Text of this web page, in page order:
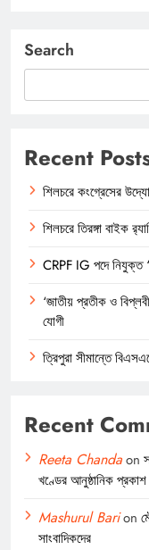
Search
Recent
শিলচরে কংগ্রেসের
শিলচরে তিরঙ্গা বাইক
CRPF IG পদে নিযুক্ত
‘জাতীয় প্রতীক ও
যোগী
ত্রিপুরা সীমান্তে
Recent
Reeta Chandaon
খণ্ডের আনুষ্ঠানিক প্রকাশ
Mashurul Barion
সাংবাদিকদের